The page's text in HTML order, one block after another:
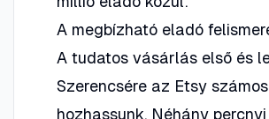
A megbízható eladó
A tudatos vásárlás első és
Szerencsére az Etsy
hozhassunk. Néhány